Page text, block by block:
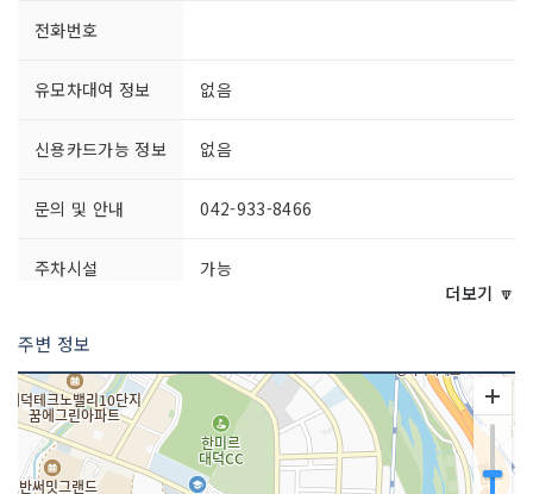
전화번호
유모차대여 정보 없음
신용카드가능 정보 없음
문의 및 안내 042-933-8466
주차시설
가능
쉬는날
이용요금 무료
이용시간 09:00~17:30
더보기 🔽
주변 정보